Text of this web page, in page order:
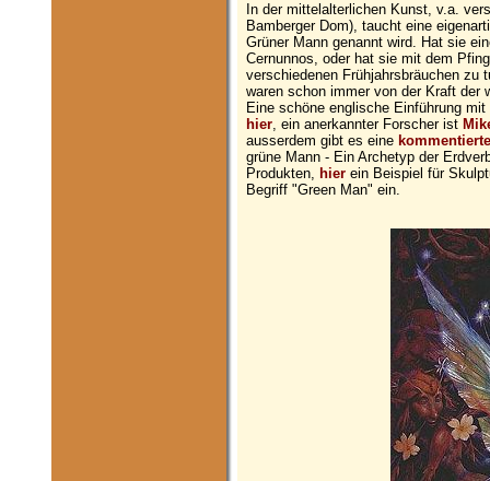
In der mittelalterlichen Kunst, v.a.
Bamberger Dom), taucht eine
Grüner Mann genannt wird. Hat sie
Cernunnos, oder hat sie mit dem
verschiedenen Frühjahrsbräuchen zu
waren schon immer von der Kraft der
Eine schöne englische Einführung
hier, ein anerkannter Forscher ist
ausserdem gibt es eine
grüne Mann - Ein Archetyp der
Produkten, hier ein Beispiel für
Begriff "Green Man" ein.